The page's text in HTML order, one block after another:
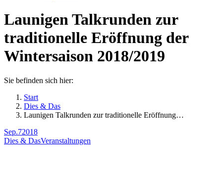
Launigen Talkrunden zur
traditionelle Eröffnung der
Wintersaison 2018/2019
Sie befinden sich hier:
Start
Dies & Das
Launigen Talkrunden zur traditionelle Eröffnung…
Sep.72018
Dies & DasVeranstaltungen